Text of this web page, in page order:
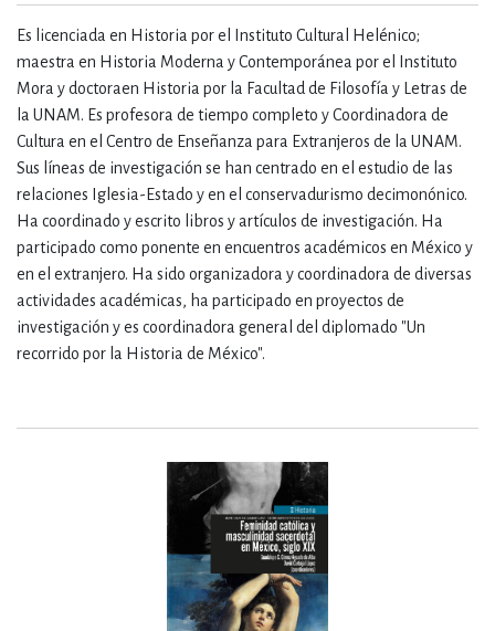
Es licenciada en Historia por el Instituto Cultural Helénico;
maestra en Historia Moderna y Contemporánea por el Instituto
Mora y doctoraen Historia por la Facultad de Filosofía y Letras de
la UNAM. Es profesora de tiempo completo y Coordinadora de
Cultura en el Centro de Enseñanza para Extranjeros de la UNAM.
Sus líneas de investigación se han centrado en el estudio de las
relaciones Iglesia-Estado y en el conservadurismo decimonónico.
Ha coordinado y escrito libros y artículos de investigación. Ha
participado como ponente en encuentros académicos en México y
en el extranjero. Ha sido organizadora y coordinadora de diversas
actividades académicas, ha participado en proyectos de
investigación y es coordinadora general del diplomado "Un
recorrido por la Historia de México".